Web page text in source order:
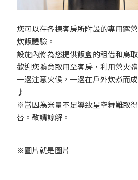
您可以在各棟客房所附設的專用露
炊飯體驗。
設施內將為您提供飯盒的租借和鳥
歡迎您隨意取用至客房，利用營火
一邊注意火候，一邊在戶外炊煮而
♪
※當因為米量不足導致星空舞難取
替。敬請諒解。
※圖片就是圖片